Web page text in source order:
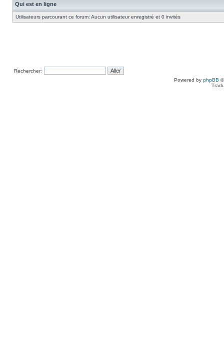
Qui est en ligne
Utilisateurs parcourant ce forum: Aucun utilisateur enregistré et 0 invités
Rechercher:
Powered by phpBB